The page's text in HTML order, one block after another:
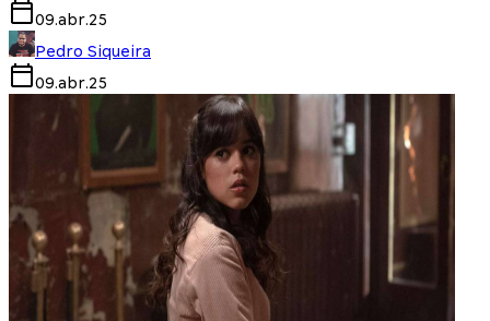
09.abr.25
Pedro Siqueira
09.abr.25